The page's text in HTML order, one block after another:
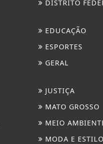
DISTRITO
EDUCAÇÃO
ESPORTES
GERAL
JUSTIÇA
MATO GROSSO
MEIO
MODA E ESTILO